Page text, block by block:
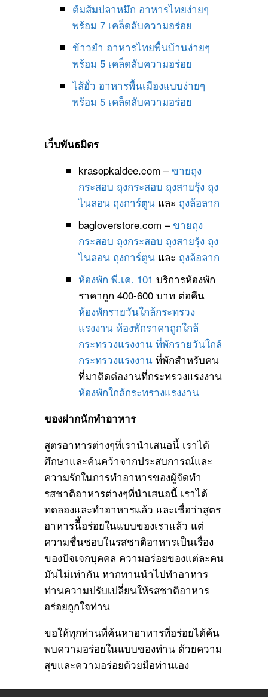
ต้มส้มปลาหมึก อาหารไทยง่ายๆ
พร้อม 7 เคล็ดลับความอร่อย
ข้าวยำ อาหารไทยพื้นบ้านง่ายๆ
พร้อม 5 เคล็ดลับความอร่อย
ไส้อั่ว อาหารพื้นเมืองแบบง่ายๆ
พร้อม 5 เคล็ดลับความอร่อย
เว็บพันธมิตร
krasopkaidee.com –ขายถุง
กระสอบ ถุงกระสอบ ถุงสายรุ้ง ถุง
ไนลอน ถุงการ์ตูนและ ถุงล้อลาก
bagloverstore.com –ขายถุง
กระสอบ ถุงกระสอบ ถุงสายรุ้ง ถุง
ไนลอน ถุงการ์ตูนและ ถุงล้อลาก
ห้องพัก พี.เค. 101 บริการห้องพัก
ราคาถูก 400-600 บาท ต่อคืน
ห้องพักรายวันใกล้กระทรวง
แรงงาน ห้องพักราคาถูกใกล้
กระทรวงแรงงาน ที่พักรายวันใกล้
กระทรวงแรงงานที่พักสำหรับคน
ที่มาติดต่องานที่กระทรวงแรงงาน
ห้องพักใกล้กระทรวงแรงงาน
ของฝากนักทำอาหาร
สูตรอาหารต่างๆที่เรานำเสนอนี้ เราได้
ศึกษาและค้นคว้าจากประสบการณ์และ
ความรักในการทำอาหารของผู้จัดทำ
รสชาติอาหารต่างๆที่นำเสนอนี้ เราได้
ทดลองและทำอาหารแล้ว และเชื่อว่าสูตร
อาหารนีี้อร่อยในแบบของเราแล้ว แต่
ความชื่นชอบในรสชาติอาหารเป็นเรื่อง
ของปัจเจกบุคคล ความอร่อยของแต่ละคน
มันไม่เท่ากัน หากทานนำไปทำอาหาร
ท่านความปรับเปลี่ยนให้รสชาติอาหาร
อร่อยถูกใจท่าน
ขอให้ทุกท่านที่ค้นหาอาหารที่อร่อยได้ค้น
พบความอร่อยในแบบของท่าน ด้วยความ
สุขและความอร่อยด้วยมือท่านเอง